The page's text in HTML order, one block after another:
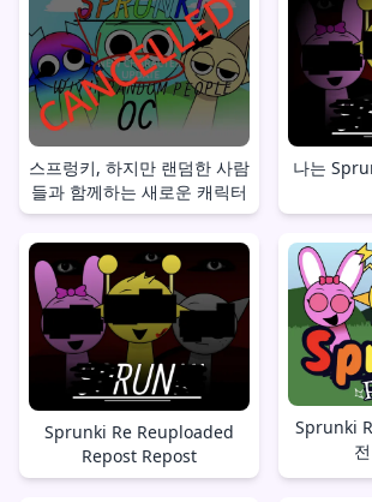
스프렁키, 하지만 랜덤한 사람
들과 함께하는 새로운 캐릭터
나는
Sprunki Re Reuploaded
Repost Repost
Sprunki